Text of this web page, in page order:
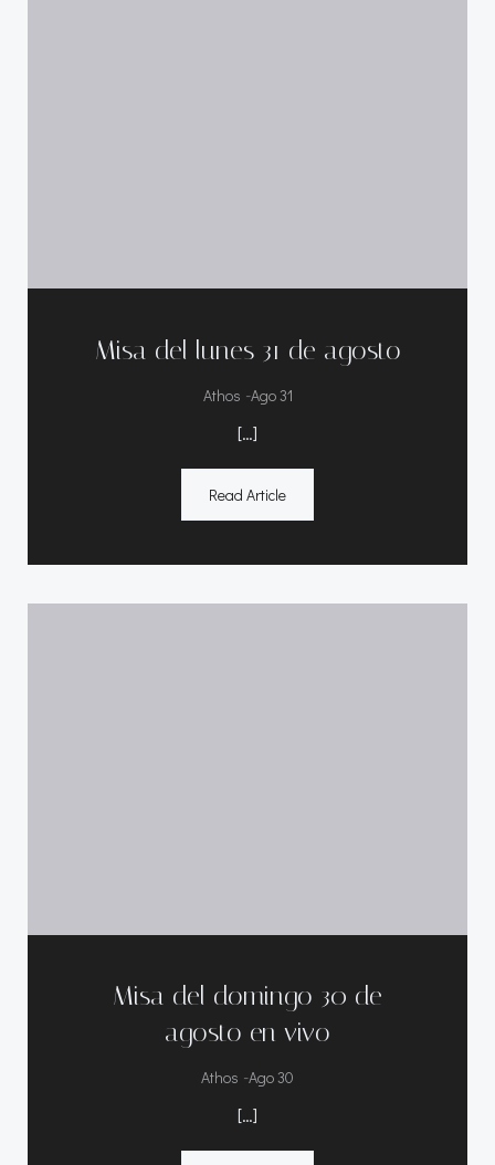
Misa del lunes 31 de agosto
Athos -Ago 31
[…]
Read Article
Misa del domingo 30 de
agosto en vivo
Athos -Ago 30
[…]